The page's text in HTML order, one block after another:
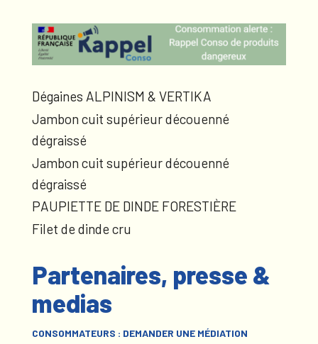
Dégaines ALPINISM & VERTIKA
Jambon cuit supérieur découenné
dégraissé
Jambon cuit supérieur découenné
dégraissé
PAUPIETTE DE DINDE FORESTIÈRE
Filet de dinde cru
Partenaires, presse &
medias
CONSOMMATEURS : DEMANDER UNE MÉDIATION